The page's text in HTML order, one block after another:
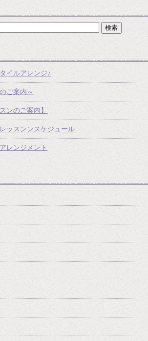
イルアレンジ♪
ご案内～
ンのご案内】
ッスンンスケジュール
レンジメント